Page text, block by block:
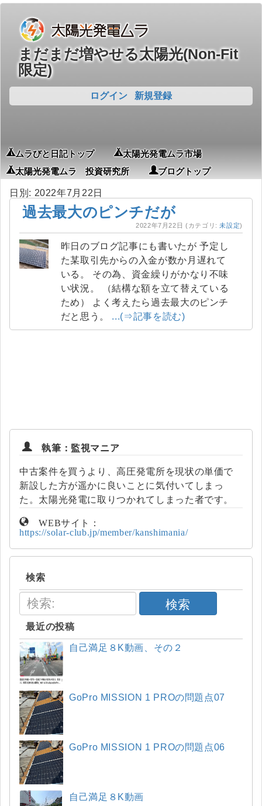
まだまだ増やせる太陽光(Non-Fit
限定)
ログイン 新規登録
ムラびと日記トップ
太陽光発電ムラ市場
太陽光発電ムラ 投資研究所
ブログトップ
日別: 2022年7月22日
過去最大のピンチだが
2022年7月22日 (カテゴリ:未設定)
昨日のブログ記事にも書いたが 予定し
た某取引先からの入金が数か月遅れて
いる。 その為、資金繰りがかなり不味
い状況。 （結構な額を立て替えている
ため） よく考えたら過去最大のピンチ
だと思う。 ...(⇒記事を読む)
執筆：監視マニア
中古案件を買うより、高圧発電所を現状の単価で
新設した方が遥かに良いことに気付いてしまっ
た。太陽光発電に取りつかれてしまった者です。
WEBサイト：
https://solar-club.jp/member/kanshimania/
検索
検索
最近の投稿
自己満足８K動画、その２
GoPro MISSION 1 PROの問題点07
GoPro MISSION 1 PROの問題点06
自己満足８K動画